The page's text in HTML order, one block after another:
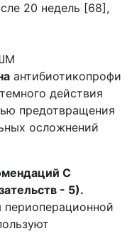
20 недель [68],
антибиотикопрофи
действия
предотвращения
осложнений
С
- 5).
периоперационной